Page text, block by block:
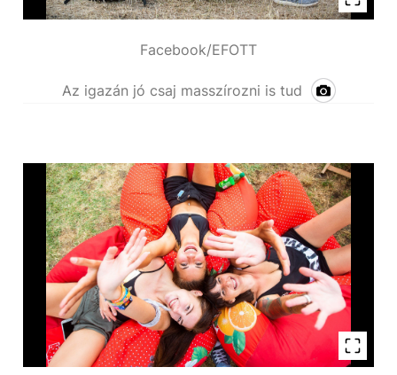
Facebook/EFOTT
Az igazán jó csaj masszírozni is tud